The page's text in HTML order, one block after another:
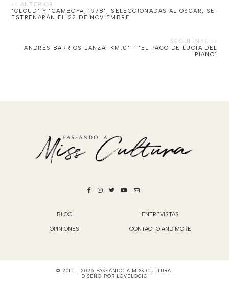
"CLOUD" Y "CAMBOYA, 1978", SELECCIONADAS AL OSCAR, SE
ESTRENARÁN EL 22 DE NOVIEMBRE
ANDRÉS BARRIOS LANZA 'KM.0' - "EL PACO DE LUCÍA DEL
PIANO"
BLOG ENTREVISTAS
OPINIONES CONTACTO AND MORE
© 2010 - 2026 PASEANDO A MISS CULTURA
DISEÑO POR LOVELOGIC